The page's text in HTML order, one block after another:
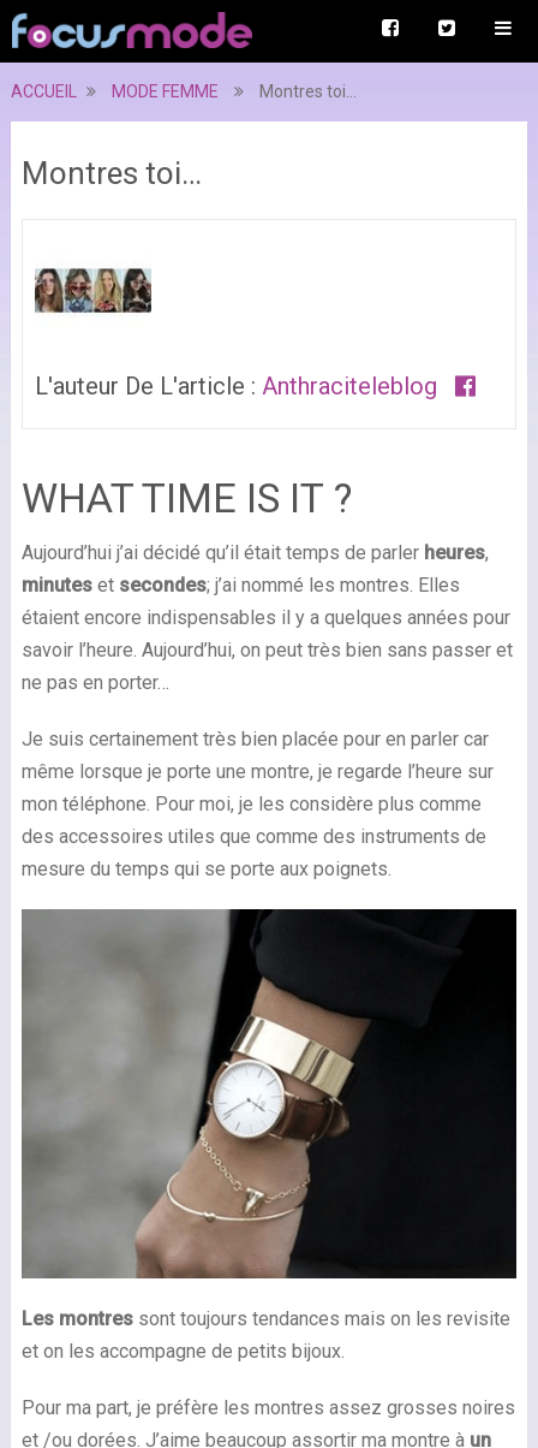
ACCUEIL MODE FEMME Montres toi…
Montres toi…
L'auteur De L'article : Anthraciteleblog
WHAT TIME IS IT ?
Aujourd’hui j’ai décidé qu’il était temps de parlerheures,
minuteset secondes; j’ai nommé les montres. Elles
étaient encore indispensables il y a quelques années pour
savoir l’heure. Aujourd’hui, on peut très bien sans passer et
ne pas en porter…
Je suis certainement très bien placée pour en parler car
même lorsque je porte une montre, je regarde l’heure sur
mon téléphone. Pour moi, je les considère plus comme
des accessoires utiles que comme des instruments de
mesure du temps qui se porte aux poignets.
Les montressont toujours tendances mais on les revisite
et on les accompagne de petits bijoux.
Pour ma part, je préfère les montres assez grosses noires
et /ou dorées. J’aime beaucoup assortir ma montre à un